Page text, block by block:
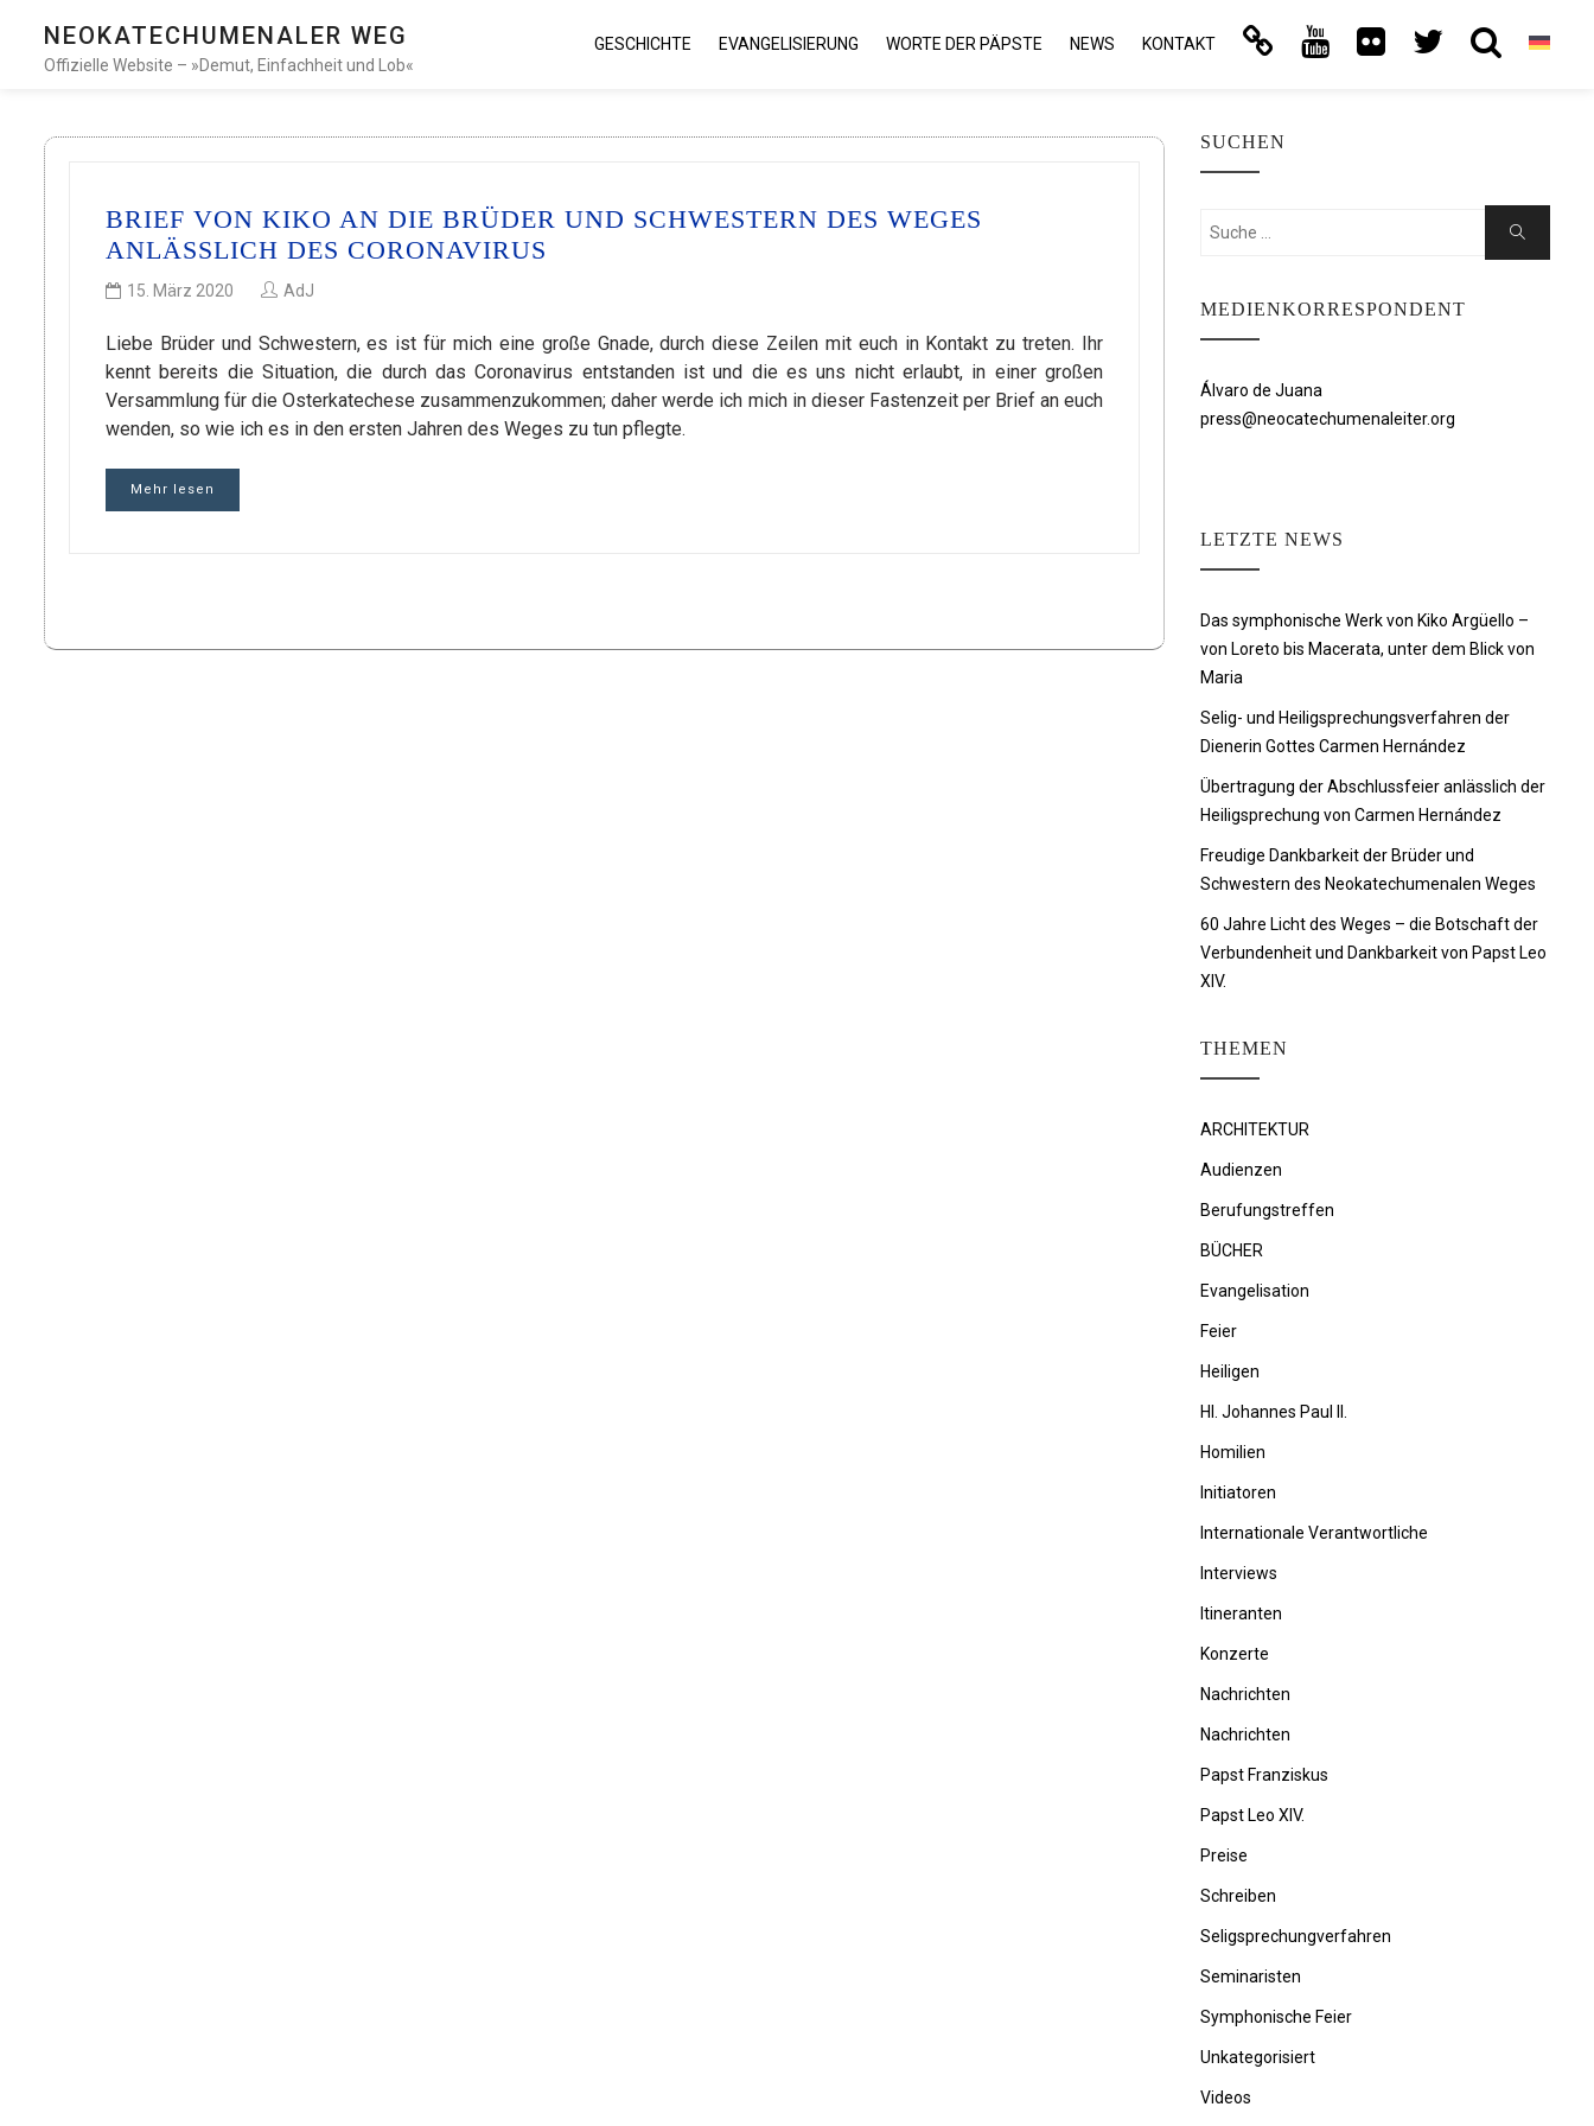
NEOKATECHUMENALER WEG
Offizielle Website – »Demut, Einfachheit und Lob«
GESCHICHTE EVANGELISIERUNG WORTE DER PÄPSTE NEWS KONTAKT
BRIEF VON KIKO AN DIE BRÜDER UND SCHWESTERN DES WEGES
ANLÄSSLICH DES CORONAVIRUS
15. März 2020 AdJ
Liebe Brüder und Schwestern, es ist für mich eine große Gnade, durch diese Zeilen mit euch in Kontakt zu treten. Ihr
kennt bereits die Situation, die durch das Coronavirus entstanden ist und die es uns nicht erlaubt, in einer großen
Versammlung für die Osterkatechese zusammenzukommen; daher werde ich mich in dieser Fastenzeit per Brief an euch
wenden, so wie ich es in den ersten Jahren des Weges zu tun pflegte.
Mehr lesen
SUCHEN
Suchen
Suche
MEDIENKORRESPONDENT
Álvaro de Juana
press@neocatechumenaleiter.org
LETZTE NEWS
Das symphonische Werk von Kiko Argüello –
von Loreto bis Macerata, unter dem Blick von
Maria
Selig- und Heiligsprechungsverfahren der
Dienerin Gottes Carmen Hernández
Übertragung der Abschlussfeier anlässlich der
Heiligsprechung von Carmen Hernández
Freudige Dankbarkeit der Brüder und
Schwestern des Neokatechumenalen Weges
60 Jahre Licht des Weges – die Botschaft der
Verbundenheit und Dankbarkeit von Papst Leo
XIV.
THEMEN
ARCHITEKTUR
Audienzen
Berufungstreffen
BÜCHER
Evangelisation
Feier
Heiligen
Hl. Johannes Paul II.
Homilien
Initiatoren
Internationale Verantwortliche
Interviews
Itineranten
Konzerte
Nachrichten
Nachrichten
Papst Franziskus
Papst Leo XIV.
Preise
Schreiben
Seligsprechungverfahren
Seminaristen
Symphonische Feier
Unkategorisiert
Videos